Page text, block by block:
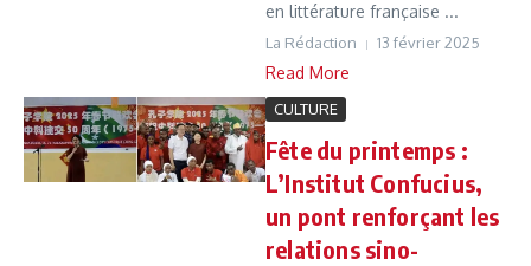
en littérature française ...
La Rédaction 13 février 2025
Read More
CULTURE
Fête du printemps :
L’Institut Confucius,
un pont renforçant les
relations sino-